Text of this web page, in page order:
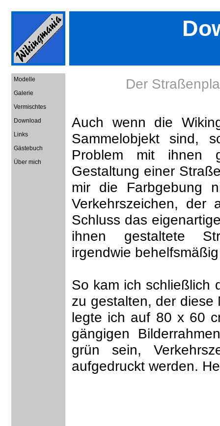
Modelle
Galerie
Vermischtes
Download
Links
Gästebuch
Über mich
Der
Auch wenn die
Sammelobjekt sind,
Problem mit ihnen
Gestaltung einer
mir die Farbgebung
Verkehrszeichen, der
Schluss das
ihnen gestaltete
irgendwie
So kam ich schließlich
zu gestalten, der diese
legte ich auf 80 x 60
gängigen
grün sein,
aufgedruckt werden.